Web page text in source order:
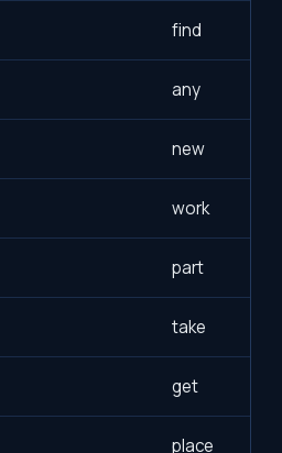
find
any
new
work
part
take
get
place